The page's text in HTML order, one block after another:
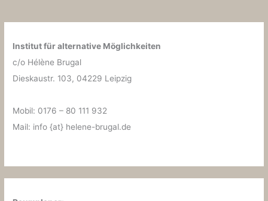
Institut für alternative Möglichkeiten
c/o Hélène Brugal
Dieskaustr. 103, 04229 Leipzig
Mobil: 0176 – 80 111 932
Mail: info {at} helene-brugal.de